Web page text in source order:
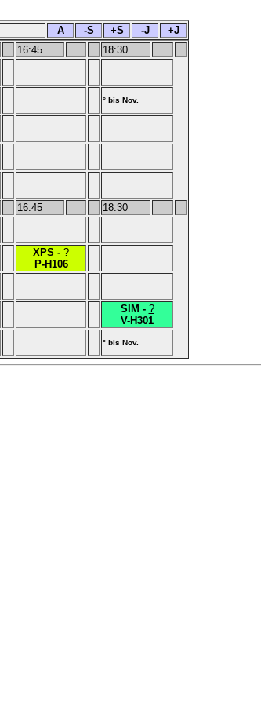
A -S +S -J
+J
16:45
18:30
° bis Nov.
16:45
18:30
XPS - ?
P-H106
SIM - ?
V-H301
° bis Nov.